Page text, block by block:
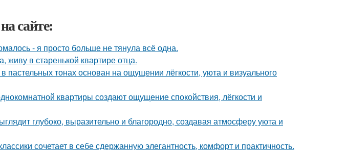
сайте:
- я просто больше не тянула всё одна.
живу в старенькой квартире отца.
пастельных тонах основан на ощущении лёгкости, уюта и визуального
квартиры создают ощущение спокойствия, лёгкости и
глубоко, выразительно и благородно, создавая атмосферу уюта и
сочетает в себе сдержанную элегантность, комфорт и практичность.